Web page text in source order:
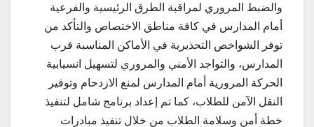
والضبط المروري لمراقبة الطرق الرئيسية والفرعية
أمام المدارس في كافة مناطق الاختصاص والتأكد من
توفر الشواخص التحذيرية في الأماكن المناسبة قرب
المدارس، والتواجد الأمني والمروري لتسهيل انسيابية
الحركة المرورية أمام المدارس لمنع الازدحام وتوفير
النقل الآمن للطلاب، كما تم إعداد برنامج شامل لتنفيذ
خطة أمن وسلامة الطلاب من خلال تنفيذ مبادرات